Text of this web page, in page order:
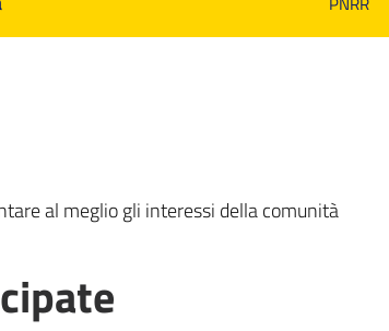
al meglio gli interessi della comunità